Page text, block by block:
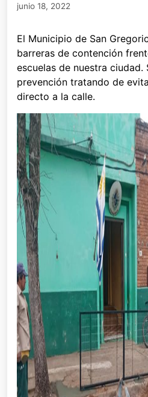
junio 18, 2022
El Municipio de San
barreras de contención
escuelas de nuestra ciudad.
prevención tratando de
directo a la calle.